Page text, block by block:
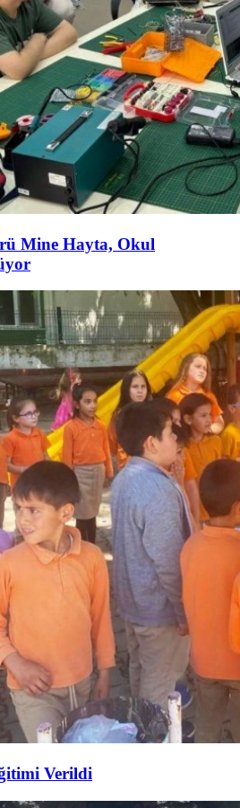
Mine Hayta, Okul
Verildi